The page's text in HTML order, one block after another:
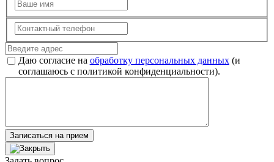
Даю согласие на обработку персональных данных(и
соглашаюсь с политикой конфиденциальности).
Записаться на прием